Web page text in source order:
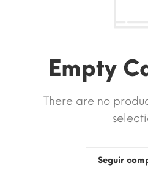
Empty
There are no
Seguir